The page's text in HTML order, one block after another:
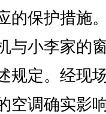
的保护措施
与小李家的
规定。经现
空调确实影